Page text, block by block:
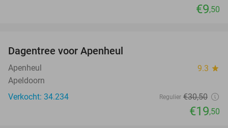
€9,50
Dagentree voor Apenheul
Apenheul 9.3 star
Apeldoorn
Verkocht: 34.234
Regulier €30,50
€19,50